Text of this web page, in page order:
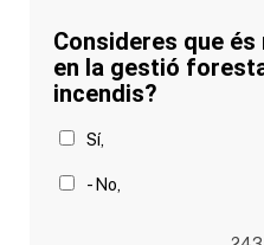
Consideres que
en la gestió
incendis?
Sí,
- No,